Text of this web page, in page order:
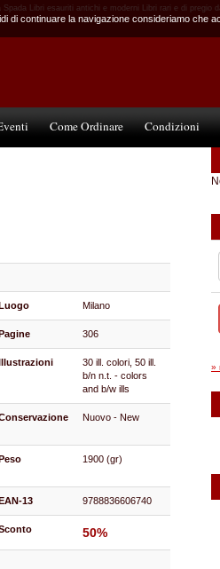
Libri esauriti antichi e moderni Libri rari e di pregio
Come Ordinare Condizioni
Milano
306
30 ill. colori, 50 ill.
b/n n.t. - colors
and b/w ills
Nuovo - New
1900 (gr)
13 9788836606740
50%
»
di continuare la navigazione consideriamo che